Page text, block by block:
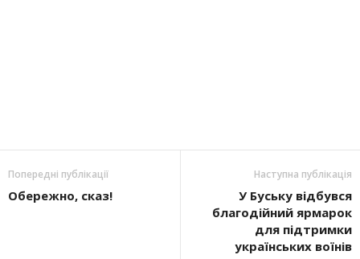
Попередні публікації
Обережно, сказ!
Наступна публікація
У Буську відбувся
благодійний ярмарок
для підтримки
українських воїнів